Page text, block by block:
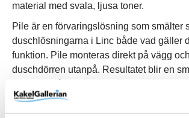
material med svala, ljusa toner.
Pile är en förvaringslösning som smälter
duschlösningarna i Linc både vad gäller
funktion. Pile monteras direkt på vägg
duschdörren utanpå. Resultatet blir en
familjens alla schampo- och
onödig plats i själva duschytan. Pile